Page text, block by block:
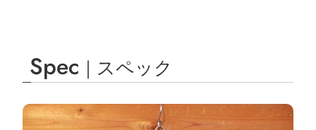
Spec ｜スペック